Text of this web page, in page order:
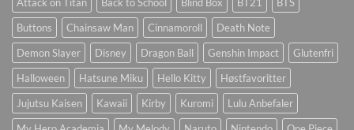
Buttons
Chainsaw Man Cinnamoroll
Death Note
Demon Slayer
Disney Dragon Ball Genshin Impact
Glutenfri
Halloween
Hatsune Miku Hello Kitty
Høstfavoritter
Jujutsu Kaisen
Kawaii Kirby Kuromi
Lulu Anbefaler